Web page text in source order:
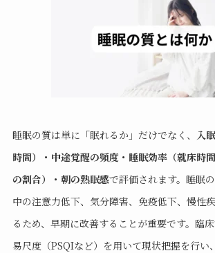
睡眠の質は単に「眠れるか」だけでなく、
入
時間）・中途覚醒の頻度・睡眠効率（就床時
の割合）・朝の熟眠感で評価されます。睡眠
中の注意力低下、気分障害、免疫低下、慢性
るため、早期に改善することが重要です。臨
易尺度（PSQIなど）を用いて現状把握を行い